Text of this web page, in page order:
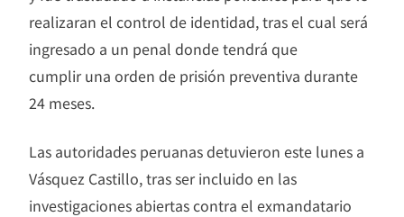
realizaran el control de identidad, tras el cual será
ingresado a un penal donde tendrá que
cumplir una orden de prisión preventiva durante
24 meses.
Las autoridades peruanas detuvieron este lunes a
Vásquez Castillo, tras ser incluido en las
investigaciones abiertas contra el exmandatario